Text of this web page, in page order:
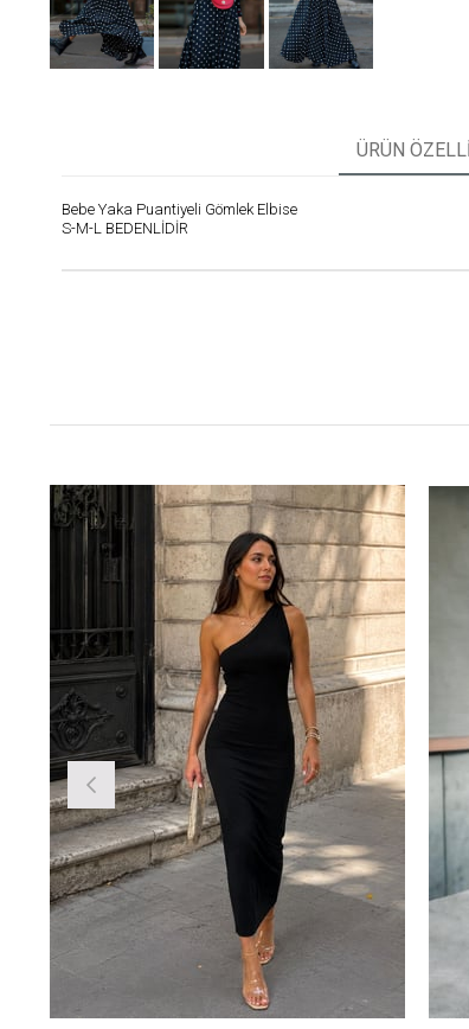
ÜRÜN
Bebe Yaka Puantiyeli Gömlek Elbise
S-M-L BEDENLİDİR